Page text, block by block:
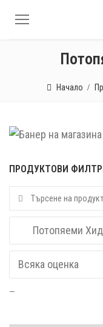
Начало
ПРОДУКТОВИ
Търсене за:
—